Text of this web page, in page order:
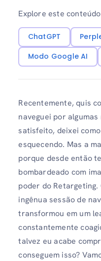
Explore este
ChatGPT
Modo Google AI
Recentemente, quis
naveguei por
satisfeito, deixei
esquecendo. Mas a
porque desde então
bombardeado com
poder do Retargeting.
ingênua sessão de
transformou em um
constantemente
talvez eu acabe
conseguem isso?